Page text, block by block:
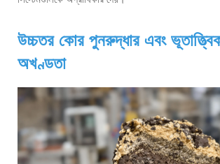
উচ্চতর কোর পুনরুদ্ধার এবং
অখণ্ডতা